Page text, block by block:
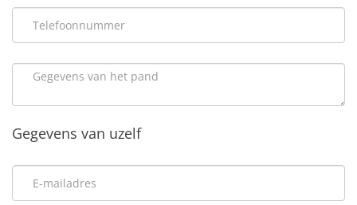
Gegevens van uzelf